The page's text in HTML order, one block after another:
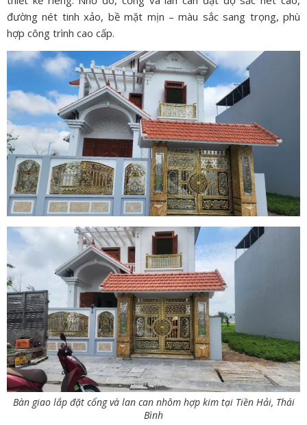
đường nét tinh xảo, bề mặt mịn – màu sắc sang trọng, phù
hợp công trình cao cấp.
Bàn giao lắp đặt cổng và lan can nhôm hợp kim tại Tiền Hải, Thái
Bình